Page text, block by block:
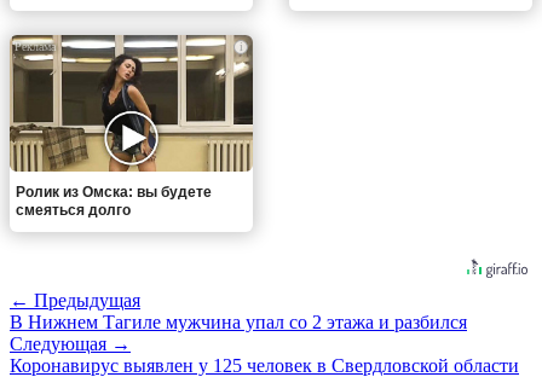
i
Ролик из Омска: вы будете
смеяться долго
← Предыдущая
В Нижнем Тагиле мужчина упал со 2 этажа и разбился
Следующая →
Коронавирус выявлен у 125 человек в Свердловской области